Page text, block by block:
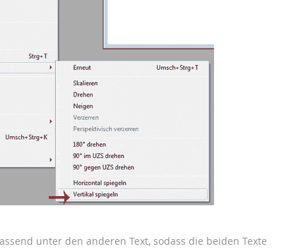
unter den anderen Text, sodass die beiden Texte